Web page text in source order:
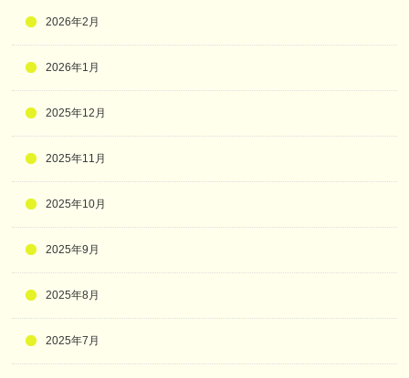
2026年2月
2026年1月
2025年12月
2025年11月
2025年10月
2025年9月
2025年8月
2025年7月